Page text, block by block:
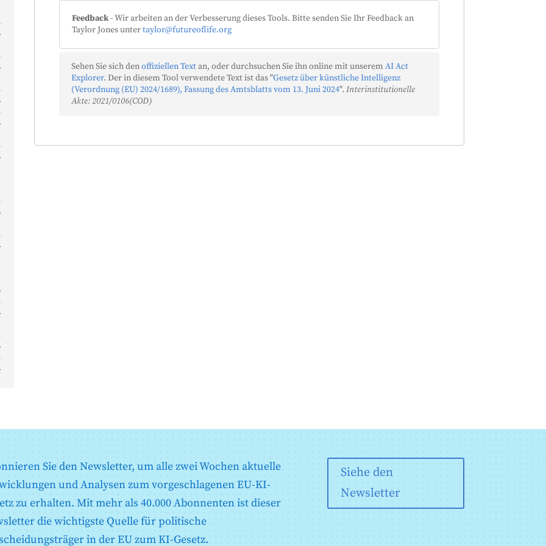
Feedback- Wir arbeiten an der Verbesserung dieses Tools. Bitte senden Sie Ihr Feedback an
Taylor Jones untertaylor@futureoflife.org
Sehen Sie sich denoffiziellen Textan, oder durchsuchen Sie ihn online mit unserem AI Act
Explorer. Der in diesem Tool verwendete Text ist das "Gesetz über künstliche Intelligenz
(Verordnung (EU) 2024/1689), Fassung des Amtsblatts vom 13. Juni 2024". Interinstitutionelle
Akte: 2021/0106(COD)
Sie den Newsletter, um alle zwei Wochen aktuelle
und Analysen zum vorgeschlagenen EU-KI-
zu erhalten. Mit mehr als 40.000 Abonnenten ist dieser
die wichtigste Quelle für politische
in der EU zum KI-Gesetz.
Siehe den
Newsletter